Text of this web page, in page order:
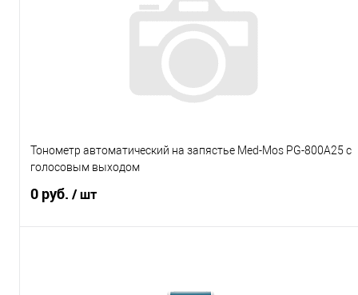
Тонометр автоматический на запястье Med-Mos PG-800A25 с
голосовым выходом
0 руб. / шт